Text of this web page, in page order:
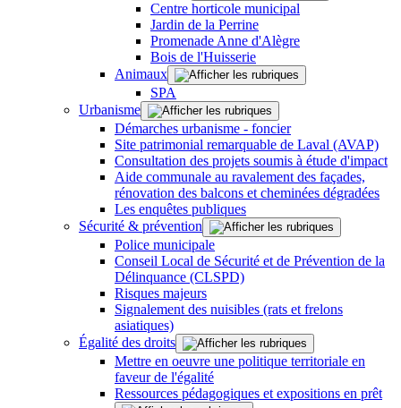
Centre horticole municipal
Jardin de la Perrine
Promenade Anne d'Alègre
Bois de l'Huisserie
Animaux
SPA
Urbanisme
Démarches urbanisme - foncier
Site patrimonial remarquable de Laval (AVAP)
Consultation des projets soumis à étude d'impact
Aide communale au ravalement des façades,
rénovation des balcons et cheminées dégradées
Les enquêtes publiques
Sécurité & prévention
Police municipale
Conseil Local de Sécurité et de Prévention de la
Délinquance (CLSPD)
Risques majeurs
Signalement des nuisibles (rats et frelons
asiatiques)
Égalité des droits
Mettre en oeuvre une politique territoriale en
faveur de l'égalité
Ressources pédagogiques et expositions en prêt